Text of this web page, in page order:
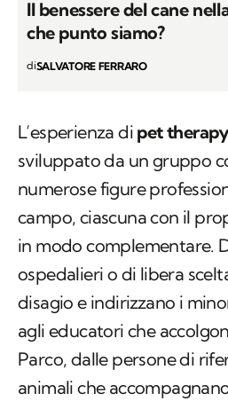
Il benessere del cane
che punto siamo?
diSALVATORE FERRARO
L’esperienza di pet
sviluppato da un gruppo
numerose figure
campo, ciascuna con il
in modo complementare.
ospedalieri o di libera
disagio e indirizzano i
agli educatori che
Parco, dalle persone di
animali che